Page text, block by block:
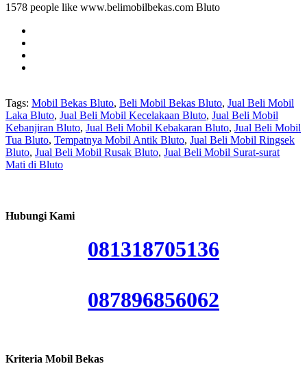
1578 people like www.belimobilbekas.com Bluto
Tags: Mobil Bekas Bluto, Beli Mobil Bekas Bluto, Jual Beli Mobil
Laka Bluto, Jual Beli Mobil Kecelakaan Bluto, Jual Beli Mobil
Kebanjiran Bluto, Jual Beli Mobil Kebakaran Bluto, Jual Beli Mobil
Tua Bluto, Tempatnya Mobil Antik Bluto, Jual Beli Mobil Ringsek
Bluto, Jual Beli Mobil Rusak Bluto, Jual Beli Mobil Surat-surat
Mati di Bluto
Hubungi Kami
081318705136
087896856062
Kriteria Mobil Bekas